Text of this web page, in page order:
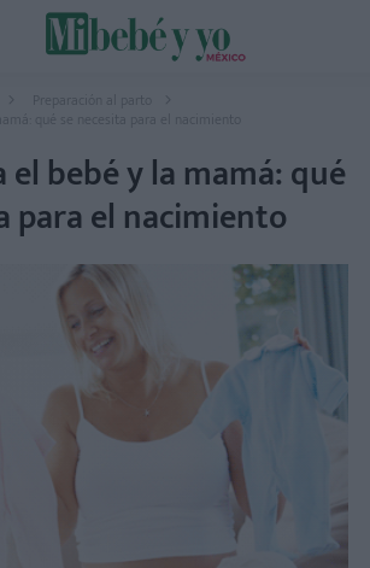
Preparación al parto
qué se necesita para el nacimiento
el bebé y la mamá: qué
para el nacimiento